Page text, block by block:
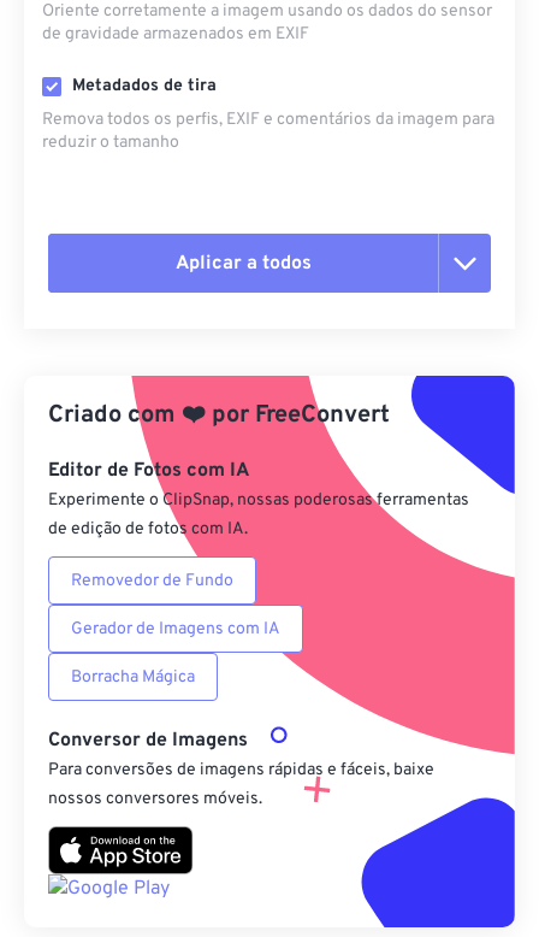
Oriente corretamente a imagem usando os dados do sensor
de gravidade armazenados em EXIF
Metadados de tira
Remova todos os perfis, EXIF ​​e comentários da imagem para
reduzir o tamanho
Aplicar a todos
Aplicar a partir da predefinição
Salvar como predefinição
Criado com ❤️ por FreeConvert
Editor de Fotos com IA
Experimente o ClipSnap, nossas poderosas ferramentas
de edição de fotos com IA.
Removedor de Fundo
Gerador de Imagens com IA
Borracha Mágica
Conversor de Imagens
Para conversões de imagens rápidas e fáceis, baixe
nossos conversores móveis.